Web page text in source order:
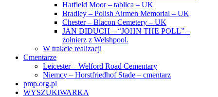
Hatfield Moor – tablica – UK
Bradley – Polish Airmen Memorial – UK
Chester – Blacon Cemetery – UK
JAN DIDUCH – “JOHN THE POLL” –
żołnierz z Welshpool.
W trakcie realizacji
Cmentarze
Leicester – Welford Road Cementary
Niemcy – Horstfriedhof Stade – cmentarz
pmp.org.pl
WYSZUKIWARKA